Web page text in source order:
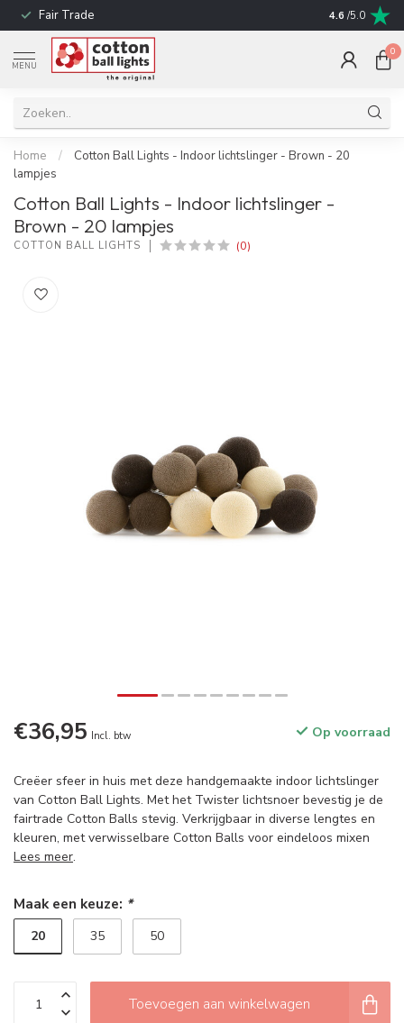
Fair Trade Snelle
4.6 /5.0
MENU
0
Home /
Cotton Ball Lights - Indoor lichtslinger - Brown - 20
lampjes
Cotton Ball Lights - Indoor lichtslinger -
Brown - 20 lampjes
COTTON BALL LIGHTS (0)
€36,95 Incl. btw Op voorraad
Creëer sfeer in huis met deze handgemaakte indoor lichtslinger
van Cotton Ball Lights. Met het Twister lichtsnoer bevestig je de
fairtrade Cotton Balls stevig. Verkrijgbaar in diverse lengtes en
kleuren, met verwisselbare Cotton Balls voor eindeloos mixen
Lees meer.
Maak een keuze: *
20 35 50
Toevoegen aan winkelwagen